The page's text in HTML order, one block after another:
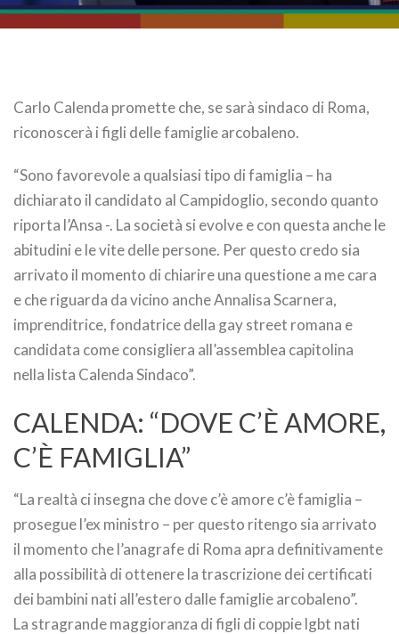
Carlo Calenda promette che, se sarà sindaco di Roma,
riconoscerà i figli delle famiglie arcobaleno.
“Sono favorevole a qualsiasi tipo di famiglia – ha
dichiarato il candidato al Campidoglio, secondo quanto
riporta l’Ansa -. La società si evolve e con questa anche le
abitudini e le vite delle persone. Per questo credo sia
arrivato il momento di chiarire una questione a me cara
e che riguarda da vicino anche Annalisa Scarnera,
imprenditrice, fondatrice della gay street romana e
candidata come consigliera all’assemblea capitolina
nella lista Calenda Sindaco”.
CALENDA: “DOVE C’È AMORE,
C’È FAMIGLIA”
“La realtà ci insegna che dove c’è amore c’è famiglia –
prosegue l’ex ministro – per questo ritengo sia arrivato
il momento che l’anagrafe di Roma apra definitivamente
alla possibilità di ottenere la trascrizione dei certificati
dei bambini nati all’estero dalle famiglie arcobaleno”.
La stragrande maggioranza di figli di coppie lgbt nati